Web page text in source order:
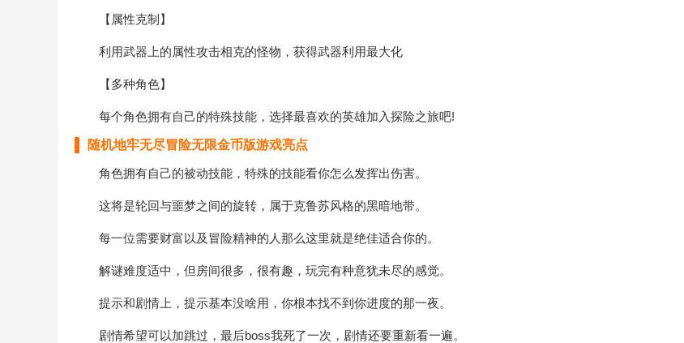
【属性克制】
利用武器上的属性攻击相克的怪物，获得武器利用最大化
【多种角色】
每个角色拥有自己的特殊技能，选择最喜欢的英雄加入探险之旅吧!
随机地牢无尽冒险无限金币版游戏亮点
角色拥有自己的被动技能，特殊的技能看你怎么发挥出伤害。
这将是轮回与噩梦之间的旋转，属于克鲁苏风格的黑暗地带。
每一位需要财富以及冒险精神的人那么这里就是绝佳适合你的。
解谜难度适中，但房间很多，很有趣，玩完有种意犹未尽的感觉。
提示和剧情上，提示基本没啥用，你根本找不到你进度的那一夜。
剧情希望可以加跳过，最后boss我死了一次，剧情还要重新看一遍。